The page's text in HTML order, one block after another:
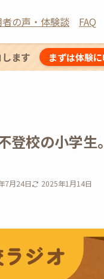
の声・体験談 FAQ
ます まずは体験
登校の小学
7月24日 2025年1月14日